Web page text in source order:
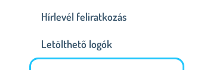
Hírlevél feliratkozás
Letölthető logók